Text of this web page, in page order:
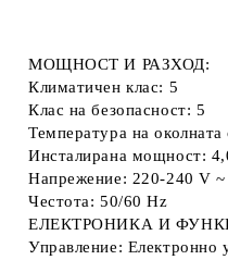
МОЩНОСТ И РАЗХОД:
Климатичен клас: 5
Клас на безопасност: 5
Температура на
Инсталирана мощност:
Напрежение: 220-240 V ~
Честота: 50/60 Hz
ЕЛЕКТРОНИКА И
Управление: Електронно